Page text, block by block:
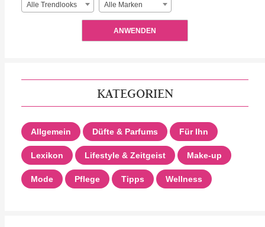
Alle Trendlooks Alle Marken
ANWENDEN
KATEGORIEN
Allgemein Düfte & Parfums Für Ihn
Lexikon Lifestyle & Zeitgeist Make-up
Mode Pflege Tipps Wellness